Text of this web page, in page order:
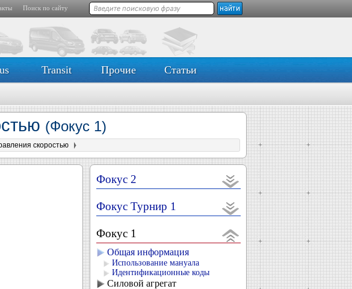
Поиск по сайту
Transit Прочие Статьи
(Фокус 1)
скоростью
Фокус 2
Фокус Турнир 1
Фокус 1
Общая информация
Использование мануала
Идентификационные коды
Силовой агрегат